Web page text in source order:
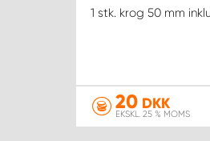
1 stk. krog 50 mm
20 DKK
EKSKL. 25 % MOMS